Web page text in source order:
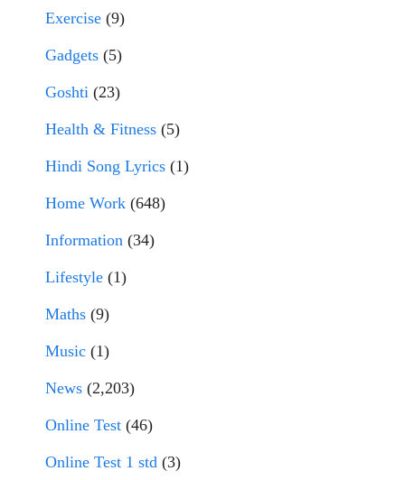
Exercise (9)
Gadgets (5)
Goshti (23)
Health & Fitness (5)
Hindi Song Lyrics (1)
Home Work (648)
Information (34)
Lifestyle (1)
Maths (9)
Music (1)
News (2,203)
Online Test (46)
Online Test 1 std (3)